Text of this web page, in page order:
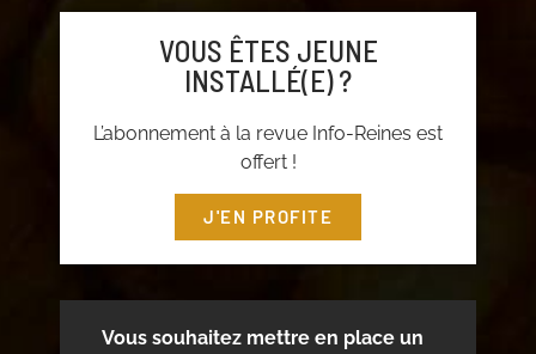
VOUS ÊTES JEUNE
INSTALLÉ(E) ?
L’abonnement à la revue Info-Reines est
offert !
J'EN PROFITE
Vous souhaitez mettre en place un